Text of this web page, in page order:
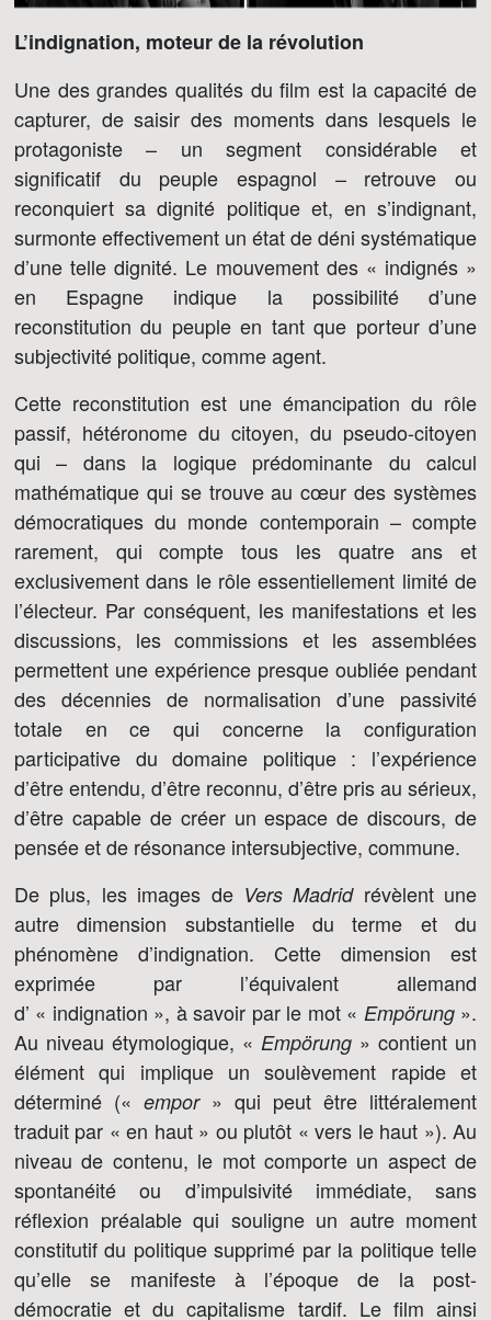
L’indignation, moteur de la révolution
Une des grandes qualités du film est la capacité de
capturer, de saisir des moments dans lesquels le
protagoniste – un segment considérable et
significatif du peuple espagnol – retrouve ou
reconquiert sa dignité politique et, en s’indignant,
surmonte effectivement un état de déni systématique
d’une telle dignité. Le mouvement des « indignés »
en Espagne indique la possibilité d’une
reconstitution du peuple en tant que porteur d’une
subjectivité politique, comme agent.
Cette reconstitution est une émancipation du rôle
passif, hétéronome du citoyen, du pseudo-citoyen
qui – dans la logique prédominante du calcul
mathématique qui se trouve au cœur des systèmes
démocratiques du monde contemporain – compte
rarement, qui compte tous les quatre ans et
exclusivement dans le rôle essentiellement limité de
l’électeur. Par conséquent, les manifestations et les
discussions, les commissions et les assemblées
permettent une expérience presque oubliée pendant
des décennies de normalisation d’une passivité
totale en ce qui concerne la configuration
participative du domaine politique : l’expérience
d’être entendu, d’être reconnu, d’être pris au sérieux,
d’être capable de créer un espace de discours, de
pensée et de résonance intersubjective, commune.
De plus, les images de Vers Madridrévèlent une
autre dimension substantielle du terme et du
phénomène d’indignation. Cette dimension est
exprimée par l’équivalent allemand
d’ « indignation », à savoir par le mot « Empörung».
Au niveau étymologique, « Empörung » contient un
élément qui implique un soulèvement rapide et
déterminé (« empor» qui peut être littéralement
traduit par « en haut » ou plutôt « vers le haut »). Au
niveau de contenu, le mot comporte un aspect de
spontanéité ou d’impulsivité immédiate, sans
réflexion préalable qui souligne un autre moment
constitutif du politique supprimé par la politique telle
qu’elle se manifeste à l’époque de la post-
démocratie et du capitalisme tardif. Le film ainsi